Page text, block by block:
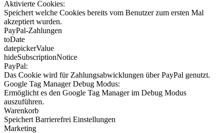
Aktivierte Cookies:
Speichert welche Cookies bereits vom Benutzer zum ersten Mal
akzeptiert wurden.
PayPal-Zahlungen
toDate
datepickerValue
hideSubscriptionNotice
PayPal:
Das Cookie wird für Zahlungsabwicklungen über PayPal genutzt.
Google Tag Manager Debug Modus:
Ermöglicht es den Google Tag Manager im Debug Modus
auszuführen.
Warenkorb
Speichert Barrierefrei Einstellungen
Marketing